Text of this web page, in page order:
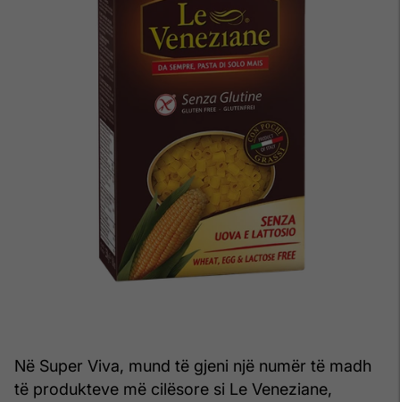
Në Super Viva, mund të gjeni një numër të madh
të produkteve më cilësore si Le Veneziane,